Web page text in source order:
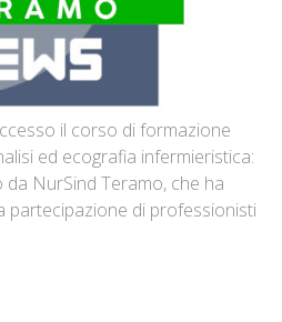
il corso di formazione
ed ecografia infermieristica:
da NurSind Teramo, che ha
partecipazione di professionisti